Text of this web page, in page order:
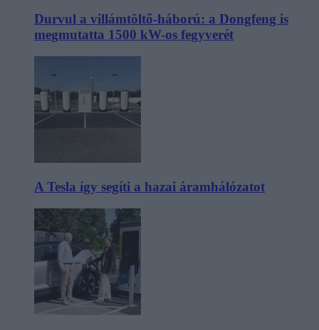
Durvul a villámtöltő-háború: a Dongfeng is
megmutatta 1500 kW-os fegyverét
A Tesla így segíti a hazai áramhálózatot